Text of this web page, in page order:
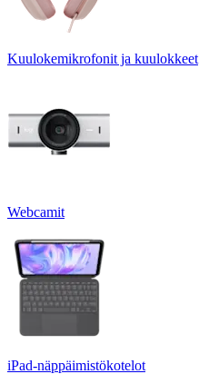
Kuulokemikrofonit ja kuulokkeet
Webcamit
iPad-näppäimistökotelot